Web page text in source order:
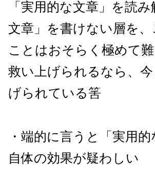
「実用的な文章」を読
文章」を書けない層を
ことはおそらく極めて
救い上げられるなら、
げられている筈
・端的に言うと「実用
自体の効果が疑わしい